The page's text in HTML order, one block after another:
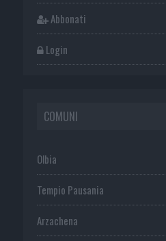
Abbonati
Login
COMUNI
Olbia
Tempio Pausania
Arzachena